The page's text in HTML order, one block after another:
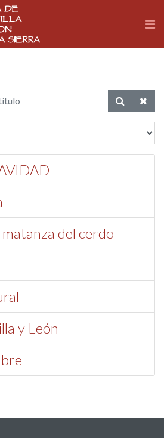
del cerdo
y León